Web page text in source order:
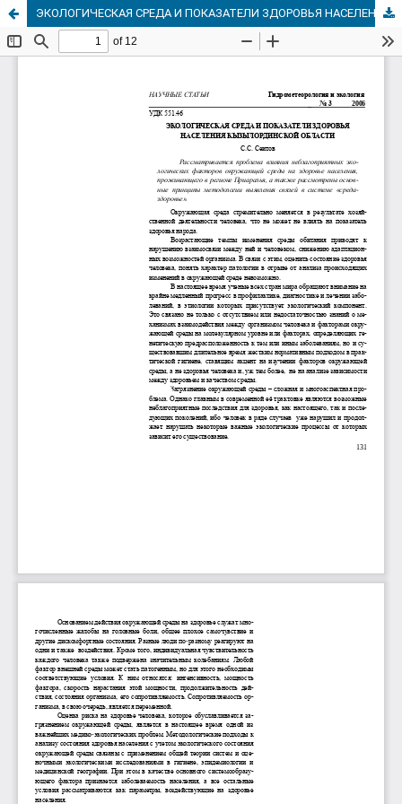
ЭКОЛОГИЧЕСКАЯ СРЕДА И ПОКАЗАТЕЛИ ЗДОРОВЬЯ НАСЕЛЕНИЯ КЫЗЫЛОРДИНСКОЙ ОБЛАСТИ